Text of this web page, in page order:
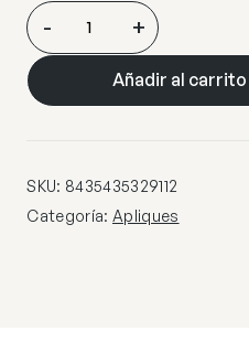
APLIQUE
PEQUEÑO·GRAFOS·NEGRO
cantidad
- +
Añadir al carrito
SKU: 8435435329112
Categoría: Apliques